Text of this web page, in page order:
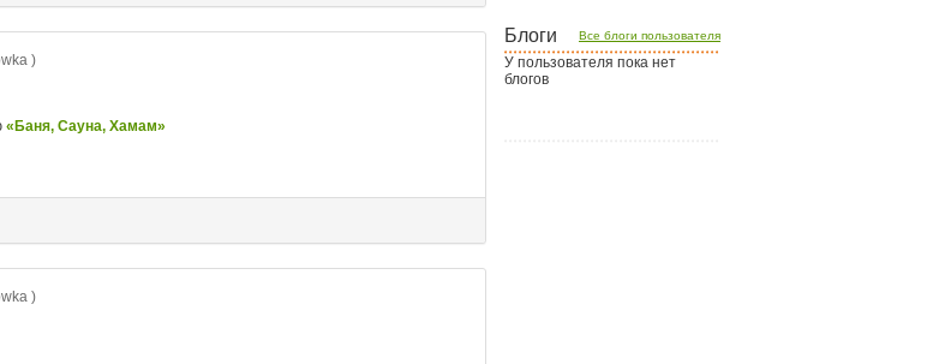
Все блоги пользователя
Блоги
У пользователя пока нет
блогов